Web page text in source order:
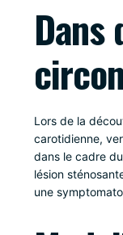
Dans
Lors de la
carotidienne,
dans le cadre
lésion
une